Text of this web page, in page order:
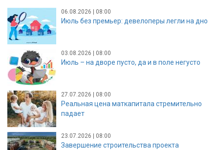
06.08.2026 | 08:00
Июль без премьер: девелоперы легли на дно
03.08.2026 | 08:00
Июль – на дворе пусто, да и в поле негусто
27.07.2026 | 08:00
Реальная цена маткапитала стремительно
падает
23.07.2026 | 08:00
Завершение строительства проекта